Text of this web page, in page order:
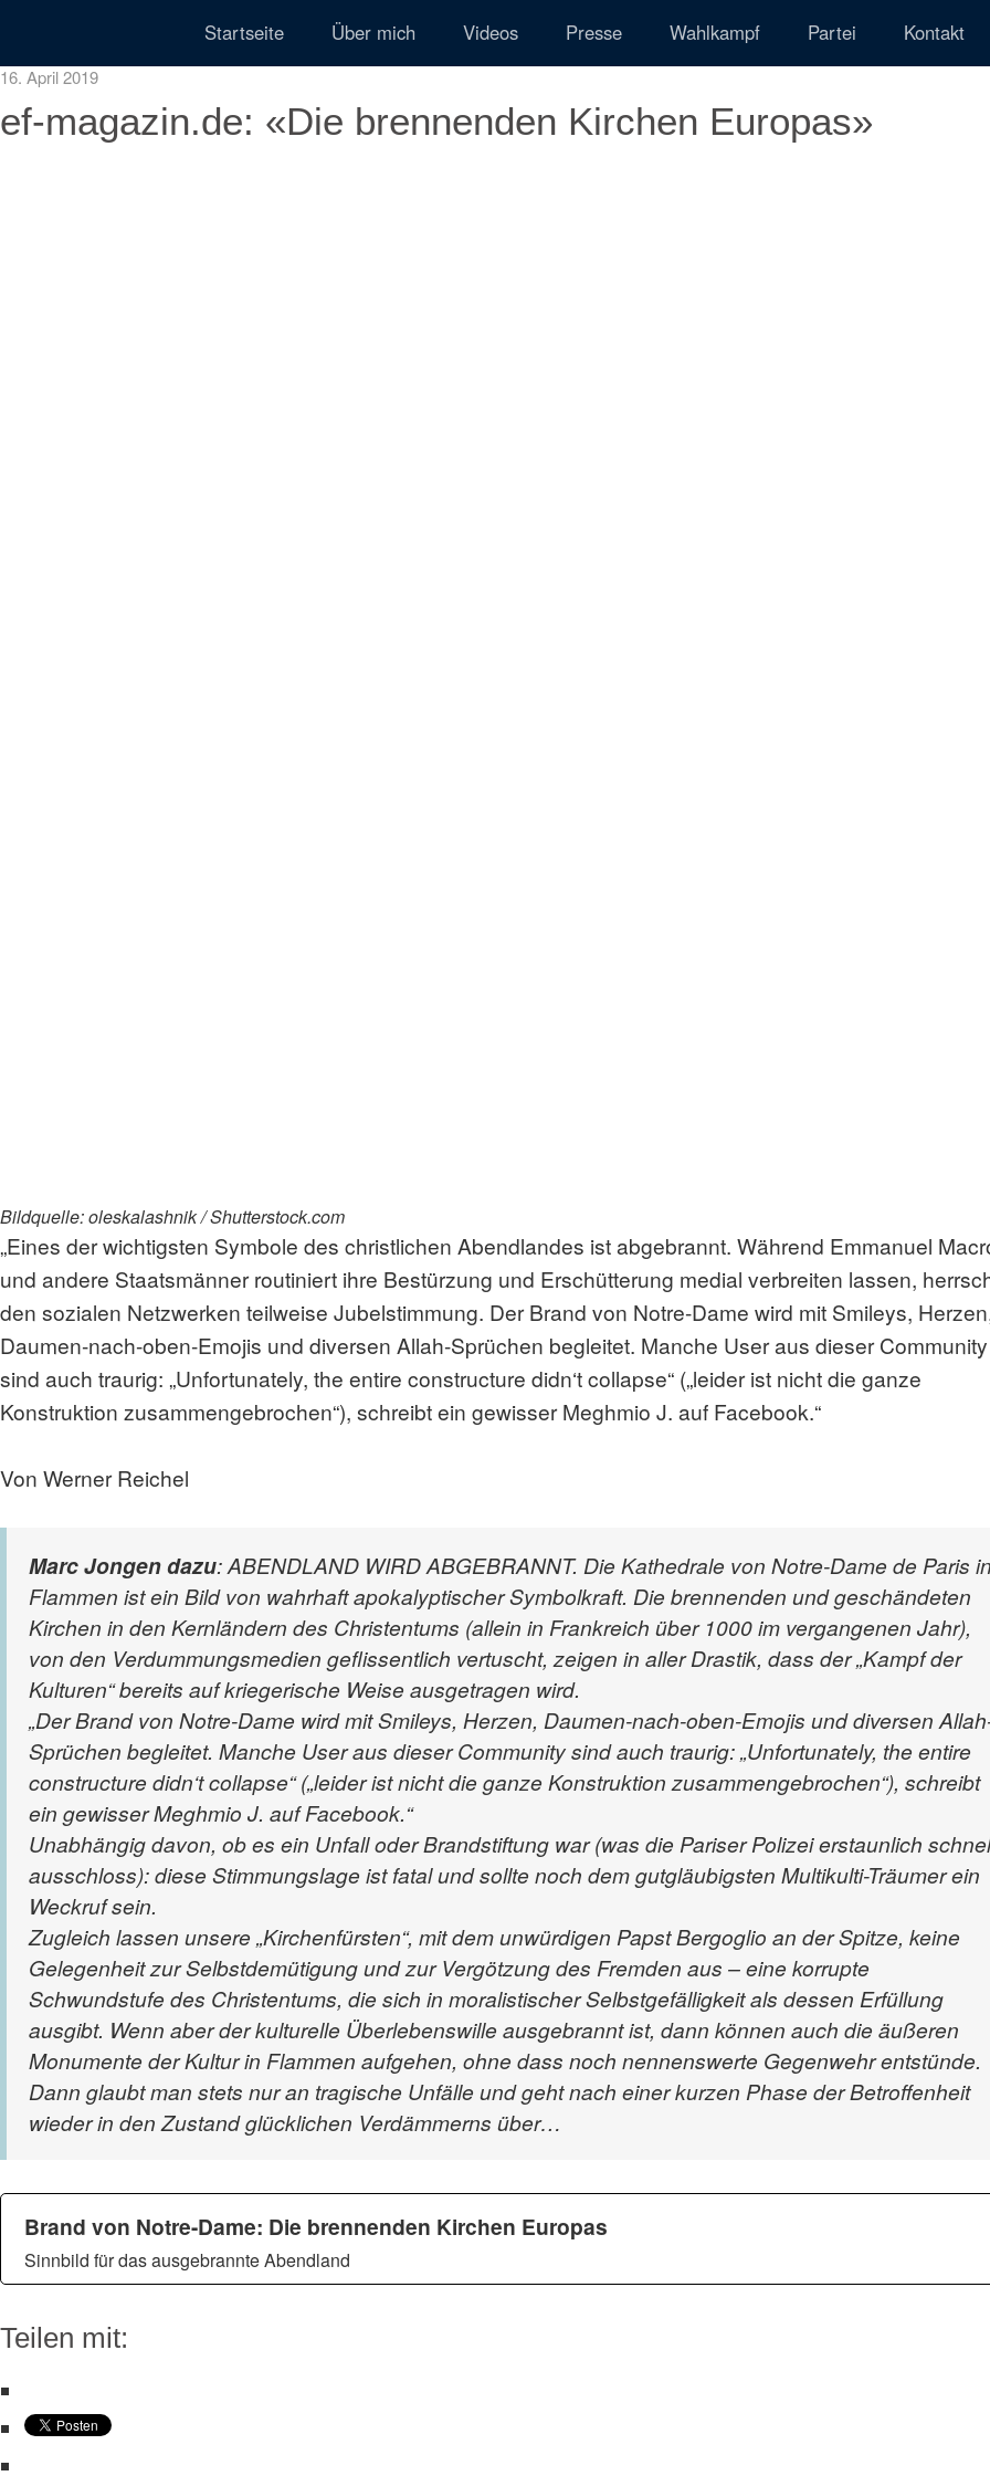
Startseite Über mich Videos Presse Wahlkampf Partei Kontakt
16. April 2019
ef-magazin.de: «Die brennenden Kirchen Europas»
Bildquelle: oleskalashnik / Shutterstock.com
„Eines der wichtigsten Symbole des christlichen Abendlandes ist abgebrannt. Während Emmanuel
und andere Staatsmänner routiniert ihre Bestürzung und Erschütterung medial verbreiten lassen,
den sozialen Netzwerken teilweise Jubelstimmung. Der Brand von Notre-Dame wird mit Smileys,
Daumen-nach-oben-Emojis und diversen Allah-Sprüchen begleitet. Manche User aus dieser Community
sind auch traurig: „Unfortunately, the entire constructure didn‘t collapse“ („leider ist nicht die ganze
Konstruktion zusammengebrochen“), schreibt ein gewisser Meghmio J. auf Facebook.“
Von Werner Reichel
Marc Jongen dazu: ABENDLAND WIRD ABGEBRANNT. Die Kathedrale von Notre-Dame de Paris in
Flammen ist ein Bild von wahrhaft apokalyptischer Symbolkraft. Die brennenden und geschändeten
Kirchen in den Kernländern des Christentums (allein in Frankreich über 1000 im vergangenen Jahr),
von den Verdummungsmedien geflissentlich vertuscht, zeigen in aller Drastik, dass der „Kampf der
Kulturen“ bereits auf kriegerische Weise ausgetragen wird.
„Der Brand von Notre-Dame wird mit Smileys, Herzen, Daumen-nach-oben-Emojis und diversen
Sprüchen begleitet. Manche User aus dieser Community sind auch traurig: „Unfortunately, the entire
constructure didn‘t collapse“ („leider ist nicht die ganze Konstruktion zusammengebrochen“), schreibt
ein gewisser Meghmio J. auf Facebook.“
Unabhängig davon, ob es ein Unfall oder Brandstiftung war (was die Pariser Polizei erstaunlich
ausschloss): diese Stimmungslage ist fatal und sollte noch dem gutgläubigsten Multikulti-Träumer ein
Weckruf sein.
Zugleich lassen unsere „Kirchenfürsten“, mit dem unwürdigen Papst Bergoglio an der Spitze, keine
Gelegenheit zur Selbstdemütigung und zur Vergötzung des Fremden aus – eine korrupte
Schwundstufe des Christentums, die sich in moralistischer Selbstgefälligkeit als dessen Erfüllung
ausgibt. Wenn aber der kulturelle Überlebenswille ausgebrannt ist, dann können auch die äußeren
Monumente der Kultur in Flammen aufgehen, ohne dass noch nennenswerte Gegenwehr entstünde.
Dann glaubt man stets nur an tragische Unfälle und geht nach einer kurzen Phase der Betroffenheit
wieder in den Zustand glücklichen Verdämmerns über…
Brand von Notre-Dame: Die brennenden Kirchen Europas
Sinnbild für das ausgebrannte Abendland
Teilen mit: